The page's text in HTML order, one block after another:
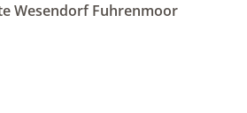
Wesendorf Fuhrenmoor